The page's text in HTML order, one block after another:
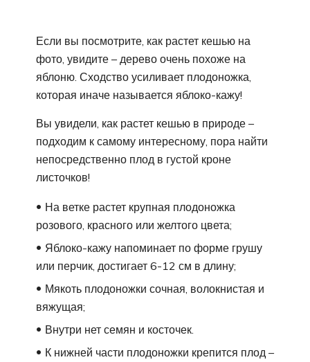
Если вы посмотрите, как растет кешью на
фото, увидите – дерево очень похоже на
яблоню. Сходство усиливает плодоножка,
которая иначе называется яблоко-кажу!
Вы увидели, как растет кешью в природе –
подходим к самому интересному, пора найти
непосредственно плод в густой кроне
листочков!
На ветке растет крупная плодоножка
розового, красного или желтого цвета;
Яблоко-кажу напоминает по форме грушу
или перчик, достигает 6-12 см в длину;
Мякоть плодоножки сочная, волокнистая и
вяжущая;
Внутри нет семян и косточек.
К нижней части плодоножки крепится плод –